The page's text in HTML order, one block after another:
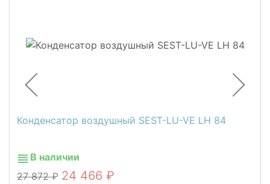
Конденсатор воздушный SEST-LU-VE LH 84
В наличии
27 872
24 466